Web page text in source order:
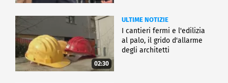
02:30
ULTIME NOTIZIE
I cantieri fermi e l'edilizia
al palo, il grido d'allarme
degli architetti